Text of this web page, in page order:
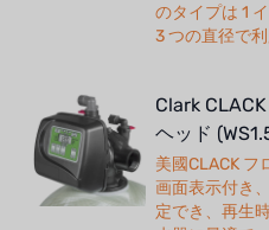
のタイプは 1
3 つの直径で利
Clark
ヘッド
美國CLACK フ
画面表示付き
定でき、再生